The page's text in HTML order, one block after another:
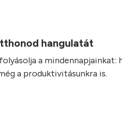
hangulatát
a mindennapjainkat:
a produktivitásunkra is.